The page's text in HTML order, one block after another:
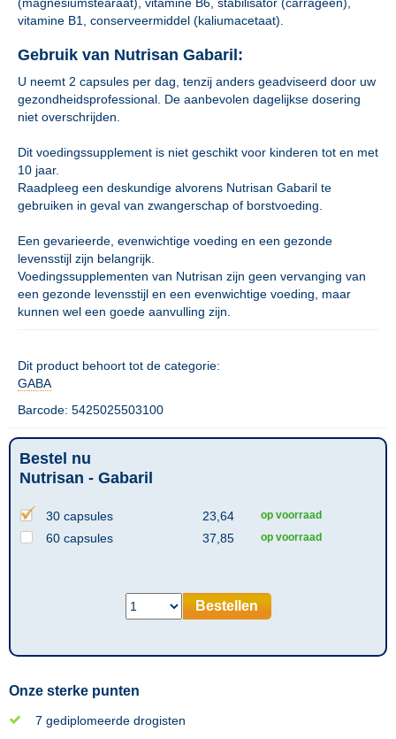
vitamine B1, conserveermiddel (kaliumacetaat).
Gebruik van Nutrisan Gabaril:
U neemt 2 capsules per dag, tenzij anders geadviseerd door uw
gezondheidsprofessional. De aanbevolen dagelijkse dosering
niet overschrijden.
Dit voedingssupplement is niet geschikt voor kinderen tot en met
10 jaar.
Raadpleeg een deskundige alvorens Nutrisan Gabaril te
gebruiken in geval van zwangerschap of borstvoeding.
Een gevarieerde, evenwichtige voeding en een gezonde
levensstijl zijn belangrijk.
Voedingssupplementen van Nutrisan zijn geen vervanging van
een gezonde levensstijl en een evenwichtige voeding, maar
kunnen wel een goede aanvulling zijn.
Dit product behoort tot de categorie:
GABA
Barcode: 5425025503100
Bestel nu
Nutrisan - Gabaril
30 capsules 23,64 op voorraad
60 capsules 37,85 op voorraad
Bestellen
Onze sterke punten
7 gediplomeerde drogisten